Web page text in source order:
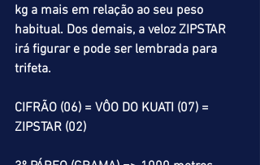
kg a mais em relação ao seu peso
habitual. Dos demais, a veloz ZIPSTAR
irá figurar e pode ser lembrada para
trifeta.
CIFRÃO (06) = VÔO DO KUATI (07) =
ZIPSTAR (02)